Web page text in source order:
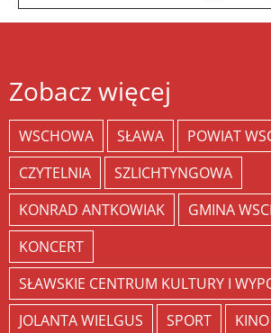
Zobacz więcej
WSCHOWA SŁAWA
POWIAT
CZYTELNIA
SZLICHTYNGOWA
KONRAD ANTKOWIAK
GMINA
KONCERT
SŁAWSKIE CENTRUM KULTURY I
JOLANTA WIELGUS
SPORT